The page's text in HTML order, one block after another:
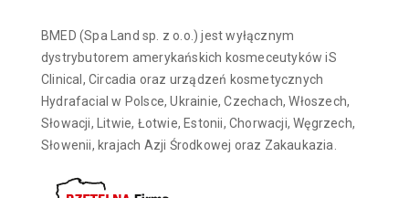
BMED (Spa Land sp. z o.o.) jest wyłącznym
dystrybutorem amerykańskich kosmeceutyków iS
Clinical, Circadia oraz urządzeń kosmetycznych
Hydrafacial w Polsce, Ukrainie, Czechach, Włoszech,
Słowacji, Litwie, Łotwie, Estonii, Chorwacji, Węgrzech,
Słowenii, krajach Azji Środkowej oraz Zakaukazia.